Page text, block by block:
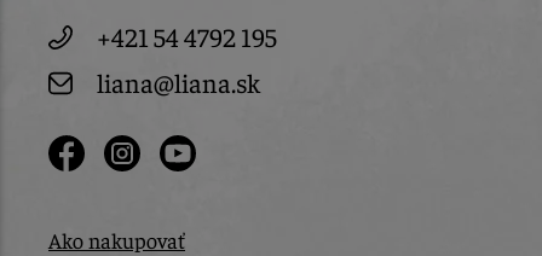
+421 54 4792 195
liana@liana.sk
Ako nakupovať